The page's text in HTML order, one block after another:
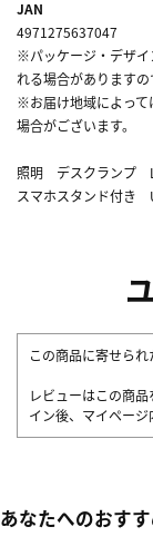
JAN
4971275637047
※パッケージ・デザイ
れる場合がありますの
※お届け地域によって
場合がございます。
照明 デスクランプ
スマホスタンド付き
この商品に寄せられ
レビューはこの商
イン後、マイページ
あなたへのおす